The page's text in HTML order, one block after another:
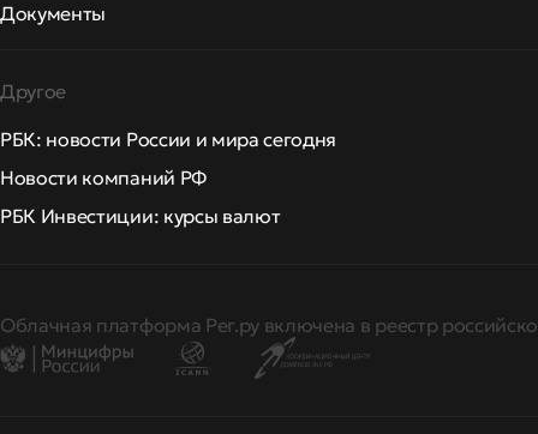
Документы
Другое
РБК: новости России и мира сегодня
Новости компаний РФ
РБК Инвестиции: курсы валют
Облачная платформа Рег.ру включена в реестр